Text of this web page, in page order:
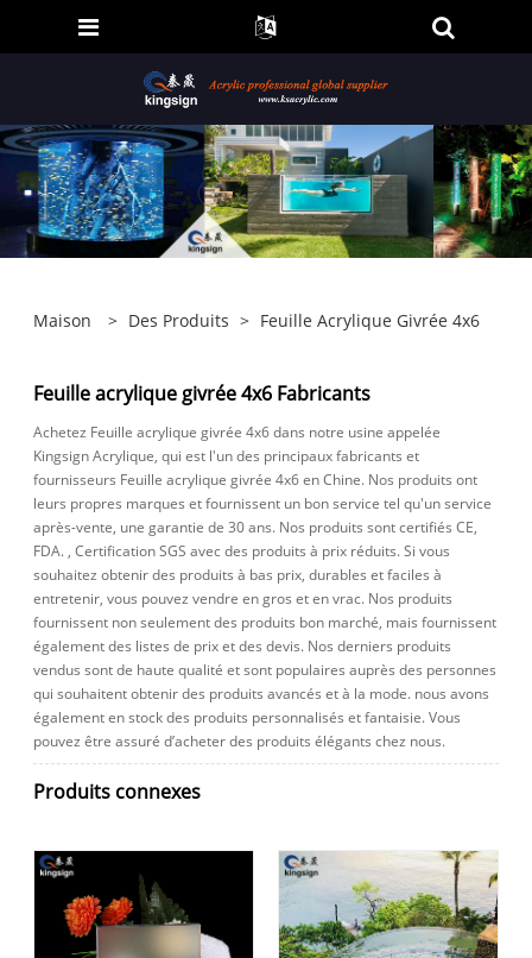
Maison > Des Produits > Feuille Acrylique Givrée 4x6
Feuille acrylique givrée 4x6 Fabricants
Achetez Feuille acrylique givrée 4x6 dans notre usine appelée
Kingsign Acrylique, qui est l'un des principaux fabricants et
fournisseurs Feuille acrylique givrée 4x6 en Chine. Nos produits ont
leurs propres marques et fournissent un bon service tel qu'un service
après-vente, une garantie de 30 ans. Nos produits sont certifiés CE,
FDA. , Certification SGS avec des produits à prix réduits. Si vous
souhaitez obtenir des produits à bas prix, durables et faciles à
entretenir, vous pouvez vendre en gros et en vrac. Nos produits
fournissent non seulement des produits bon marché, mais fournissent
également des listes de prix et des devis. Nos derniers produits
vendus sont de haute qualité et sont populaires auprès des personnes
qui souhaitent obtenir des produits avancés et à la mode. nous avons
également en stock des produits personnalisés et fantaisie. Vous
pouvez être assuré d’acheter des produits élégants chez nous.
Produits connexes